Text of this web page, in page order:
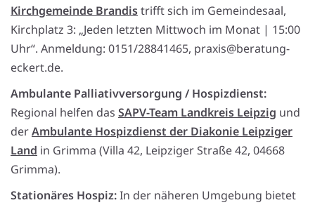
Kirchgemeinde Brandistrifft sich im Gemeindesaal,
Kirchplatz 3: „Jeden letzten Mittwoch im Monat | 15:00
Uhr“. Anmeldung: 0151/28841465, praxis@beratung-
eckert.de.
Ambulante Palliativversorgung / Hospizdienst:
Regional helfen das SAPV-Team Landkreis Leipzig und
derAmbulante Hospizdienst der Diakonie Leipziger
Land in Grimma (Villa 42, Leipziger Straße 42, 04668
Grimma).
Stationäres Hospiz:In der näheren Umgebung bietet